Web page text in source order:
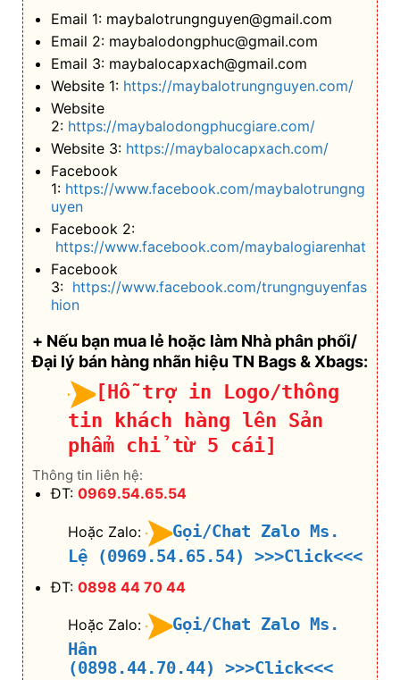
Email 1: maybalotrungnguyen@gmail.com
Email 2: maybalodongphuc@gmail.com
Email 3: maybalocapxach@gmail.com
Website 1: https://maybalotrungnguyen.com/
Website
2: https://maybalodongphucgiare.com/
Website 3: https://maybalocapxach.com/
Facebook
1: https://www.facebook.com/maybalotrungng
uyen
Facebook 2:
https://www.facebook.com/maybalogiarenhat
Facebook
3: https://www.facebook.com/trungnguyenfas
hion
+ Nếu bạn mua lẻ hoặc làm Nhà phân phối/
Đại lý bán hàng nhãn hiệu TN Bags & Xbags:
[Hỗ trợ in Logo/thông
tin khách hàng lên Sản
phẩm chỉ từ 5 cái]
Thông tin liên hệ:
ĐT: 0969.54.65.54
Hoặc Zalo:
Gọi/Chat Zalo Ms.
Lệ (0969.54.65.54)
>>>Click<<<
ĐT: 0898 44 70 44
Hoặc Zalo:
Gọi/Chat Zalo Ms.
Hân
(0898.44.70.44)
>>>Click<<<